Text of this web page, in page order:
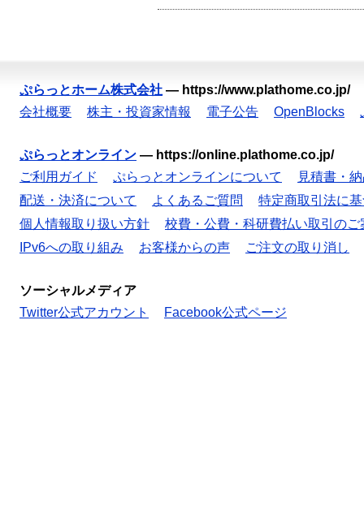
ぷらっとホーム株式会社 — https://www.plathome.co.jp/
会社概要
株主・投資家情報 電子公告 OpenBlocks
ぷらっとオンライン — https://online.plathome.co.jp/
ご利用ガイド
ぷらっとオンラインについて
見積書・
配送・決済について
よくあるご質問
特定商取引法に
個人情報取り扱い方針
校費・公費・科研費払い取引のご
IPv6への取り組み
お客様からの声 ご注文の取り消し
ソーシャルメディア
Twitter公式アカウント
Facebook公式ページ